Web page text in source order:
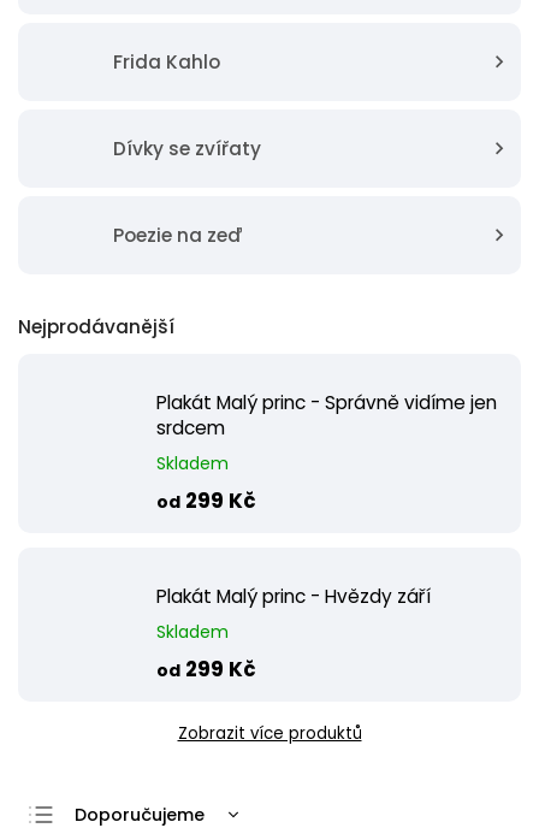
Frida Kahlo
Dívky se zvířaty
Poezie na zeď
Nejprodávanější
Plakát Malý princ - Správně vidíme jen
srdcem
Skladem
od 299 Kč
Plakát Malý princ - Hvězdy září
Skladem
od 299 Kč
Zobrazit více produktů
Doporučujeme